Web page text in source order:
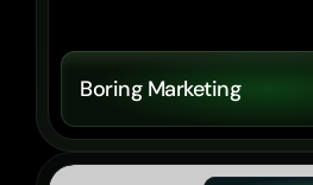
Boring Marketing